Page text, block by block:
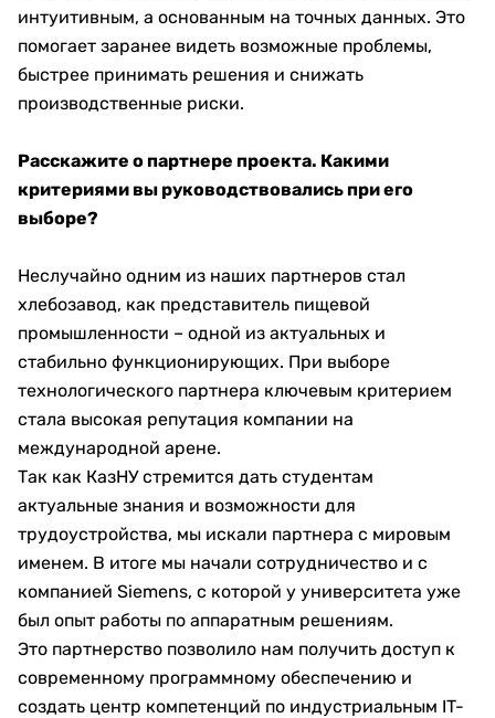
интуитивным, а основанным на точных данных. Это
помогает заранее видеть возможные проблемы,
быстрее принимать решения и снижать
производственные риски.
Расскажите о партнере проекта. Какими
критериями вы руководствовались при его
выборе?
Неслучайно одним из наших партнеров стал
хлебозавод, как представитель пищевой
промышленности – одной из актуальных и
стабильно функционирующих. При выборе
технологического партнера ключевым критерием
стала высокая репутация компании на
международной арене.
Так как КазНУ стремится дать студентам
актуальные знания и возможности для
трудоустройства, мы искали партнера с мировым
именем. В итоге мы начали сотрудничество и с
компанией Siemens, с которой у университета уже
был опыт работы по аппаратным решениям.
Это партнерство позволило нам получить доступ к
современному программному обеспечению и
создать центр компетенций по индустриальным IT-